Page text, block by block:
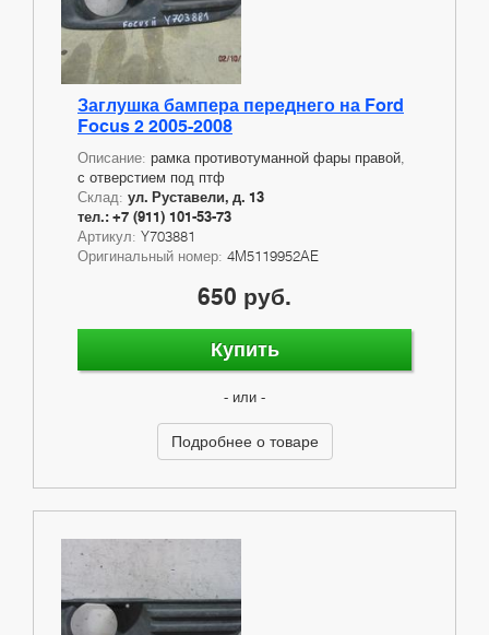
Заглушка бампера переднего на Ford
Focus 2 2005-2008
Описание: рамка противотуманной фары правой,
с отверстием под птф
Склад: ул. Руставели, д. 13
тел.: +7 (911) 101-53-73
Артикул: Y703881
Оригинальный номер: 4M5119952AE
650 руб.
Купить
- или -
Подробнее о товаре